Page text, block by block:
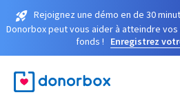
Rejoignez une démo en de 30
Donorbox peut vous aider à atteindre
fonds !
Enregistrez